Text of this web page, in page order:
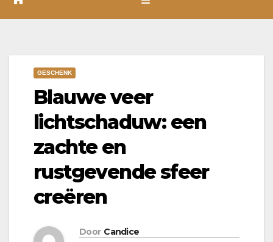
GESCHENK
Blauwe veer
lichtschaduw: een
zachte en
rustgevende sfeer
creëren
Door Candice